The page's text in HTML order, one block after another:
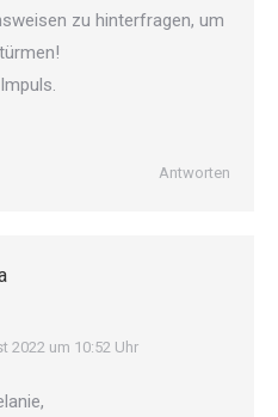
zu hinterfragen, um
Antworten
2022 um 10:52 Uhr